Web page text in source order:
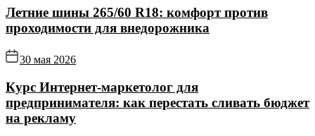
Летние шины 265/60 R18: комфорт против
проходимости для внедорожника
30 мая 2026
Курс Интернет‑маркетолог для
предпринимателя: как перестать сливать бюджет
на рекламу